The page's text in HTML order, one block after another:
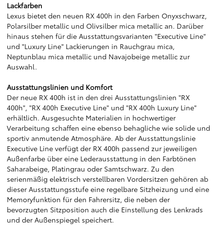
Lackfarben
Lexus bietet den neuen RX 400h in den Farben Onyxschwarz,
Polarsilber metallic und Olivsilber mica metallic an. Darüber
hinaus stehen für die Ausstattungsvarianten "Executive Line"
und "Luxury Line" Lackierungen in Rauchgrau mica,
Neptunblau mica metallic und Navajobeige metallic zur
Auswahl.
Ausstattungslinien und Komfort
Der neue RX 400h ist in den drei Ausstattungslinien "RX
400h", "RX 400h Executive Line" und "RX 400h Luxury Line"
erhältlich. Ausgesuchte Materialien in hochwertiger
Verarbeitung schaffen eine ebenso behagliche wie solide und
sportiv anmutende Atmosphäre. Ab der Ausstattungslinie
Executive Line verfügt der RX 400h passend zur jeweiligen
Außenfarbe über eine Lederausstattung in den Farbtönen
Saharabeige, Platingrau oder Samtschwarz. Zu den
serienmäßig elektrisch verstellbaren Vordersitzen gehören ab
dieser Ausstattungsstufe eine regelbare Sitzheizung und eine
Memoryfunktion für den Fahrersitz, die neben der
bevorzugten Sitzposition auch die Einstellung des Lenkrads
und der Außenspiegel speichert.